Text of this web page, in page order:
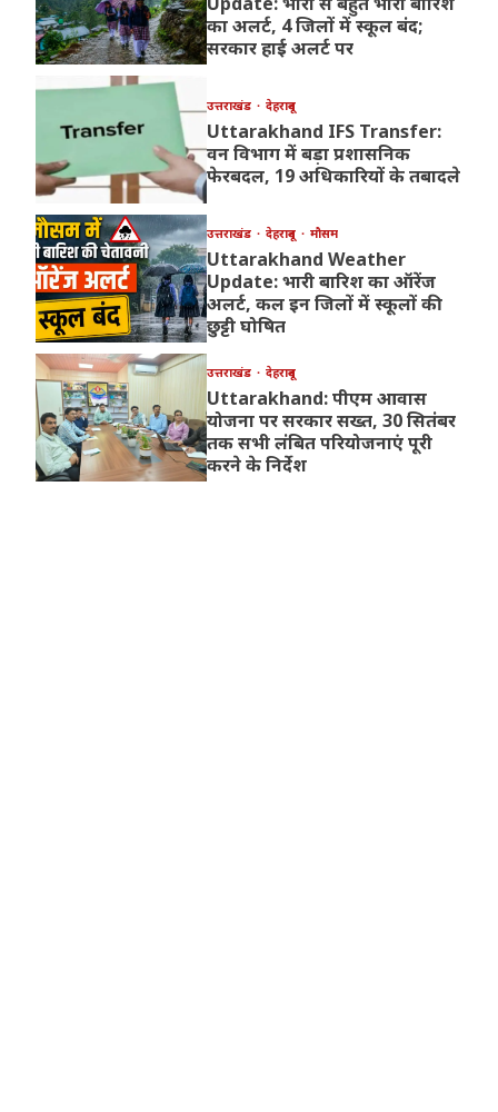
का अलर्ट, 4 जिलों में स्कूल बंद;
सरकार हाई अलर्ट पर
उत्तराखंड देहरादून
Uttarakhand IFS Transfer:
वन विभाग में बड़ा प्रशासनिक
फेरबदल, 19 अधिकारियों के तबादले
उत्तराखंड देहरादून मौसम
Uttarakhand Weather
Update: भारी बारिश का ऑरेंज
अलर्ट, कल इन जिलों में स्कूलों की
छुट्टी घोषित
उत्तराखंड देहरादून
Uttarakhand: पीएम आवास
योजना पर सरकार सख्त, 30 सितंबर
तक सभी लंबित परियोजनाएं पूरी
करने के निर्देश